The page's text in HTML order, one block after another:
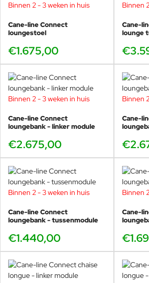
Cane-line
Bij Cane-line is comfort de kernwaarde
geloven in de optimale mix tussen esthetiek
Ons interne ontwerpteam werkt elke dag
een ​​optimale collectie te creëren met
waarde toevoegen aan uw leven en uw
maken. Het ontwerpteam van Cane-line
met onze externe ontwerpers.
Binnen 2 - 3 weken in huis
Cane-line Connect
loungestoel
€1.675,00
Binnen
Cane-
lounge
Binnen 2 - 3 weken in huis
Cane-line Connect
loungebank - linker module
€2.675,00
Binnen
Cane-
Binnen 2 - 3 weken in huis
Cane-line Connect
loungebank - tussenmodule
€1.440,00
Binnen
Cane-